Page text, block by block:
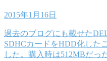
2015年1月16日
過去のブログにも載せた
SDHCカードをHDD化した
した。購入時は512MBだっ